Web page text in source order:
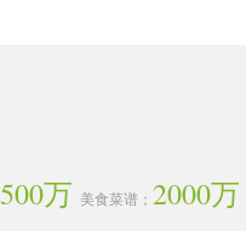
500万 美食菜谱； 2000万